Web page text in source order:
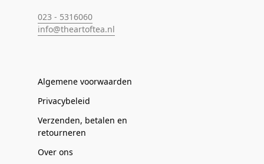
023 - 5316060
info@theartoftea.nl
Algemene voorwaarden
Privacybeleid
Verzenden, betalen en
retourneren
Over ons